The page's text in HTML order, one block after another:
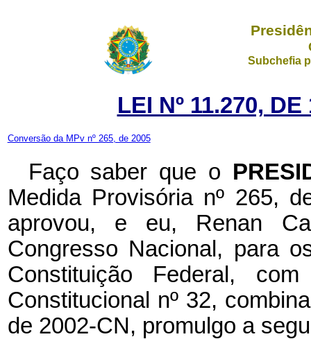
Subchefia
LEI Nº 11.270,
Conversão da MPv nº 265, de 2005
Faço saber que o
Medida Provisória nº 265,
aprovou, e eu, Renan
Congresso Nacional, para
Constituição Federal,
Constitucional nº 32,
de 2002-CN, promulgo a